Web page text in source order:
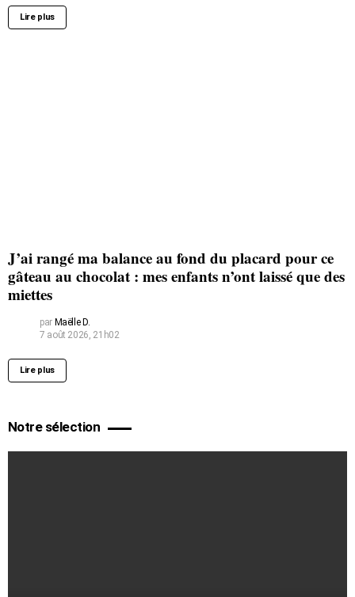
Lire plus
J’ai rangé ma balance au fond du placard pour ce
gâteau au chocolat : mes enfants n’ont laissé que des
miettes
par Maëlle D.
7 août 2026, 21h02
Lire plus
Notre sélection